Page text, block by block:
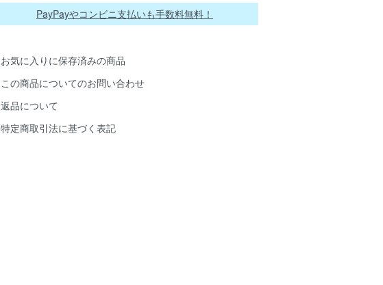
PayPayやコンビニ支払いも手数料無料！
お気に入りに保存済みの商品
この商品についてのお問い合わせ
返品について
特定商取引法に基づく表記